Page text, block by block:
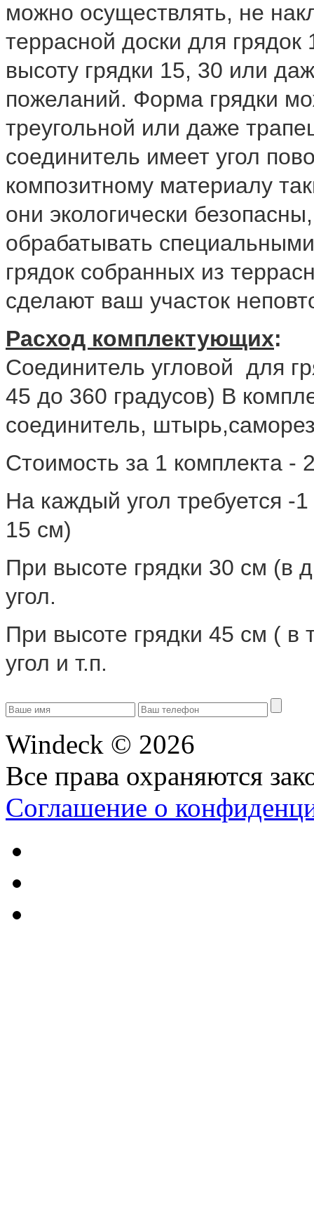
можно осуществлять, не
террасной доски для грядок
высоту грядки 15, 30 или
пожеланий. Форма грядки
треугольной или даже
соединитель имеет угол
композитному материалу
они экологически
обрабатывать
грядок собранных из
сделают ваш участок
Расход комплектующих:
Соединитель угловой для
45 до 360 градусов) В
соединитель,
Стоимость за 1 комплекта -
На каждый угол требуется -
15 см)
При высоте грядки 30 см (в
угол.
При высоте грядки 45 см ( в
угол и т.п.
Windeck © 2026
Все права охраняются
Соглашение о